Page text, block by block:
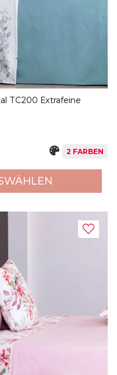
TC200 Extrafeine
2 FARBEN